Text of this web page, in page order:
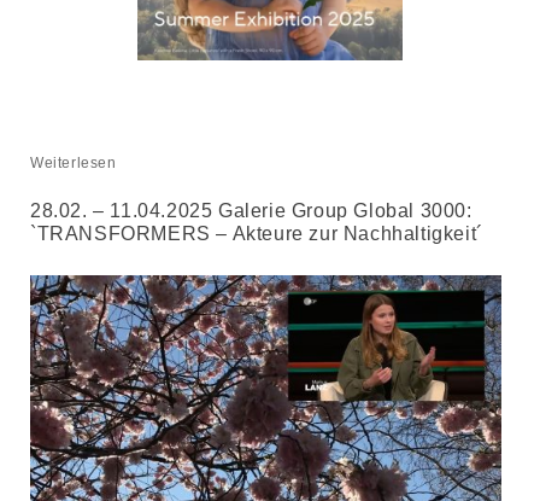
Weiterlesen
28.02. – 11.04.2025 Galerie Group Global 3000:
`TRANSFORMERS – Akteure zur Nachhaltigkeit´